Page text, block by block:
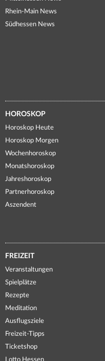
Rhein-Main News
Südhessen News
HOROSKOP
Horoskop Heute
Horoskop Morgen
Wochenhoroskop
Monatshoroskop
Jahreshoroskop
Partnerhoroskop
Aszendent
FREIZEIT
Veranstaltungen
Spielplätze
Rezepte
Meditation
Ausflugsziele
Freizeit-Tipps
Ticketshop
Lotto Hessen